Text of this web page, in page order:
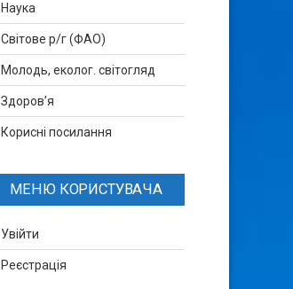
Наука
Світове р/г (ФАО)
Молодь, еколог. світогляд
Здоров’я
Корисні посилання
МЕНЮ КОРИСТУВАЧА
Увійти
Реєстрація